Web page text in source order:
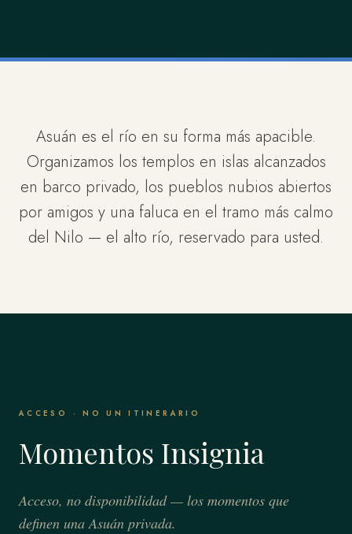
Asuán es el río en su forma más apacible.
Organizamos los templos en islas alcanzados
en barco privado, los pueblos nubios abiertos
por amigos y una faluca en el tramo más calmo
del Nilo — el alto río, reservado para usted.
ACCESO · NO UN ITINERARIO
Momentos Insignia
Acceso, no disponibilidad — los momentos que
definen una Asuán privada.